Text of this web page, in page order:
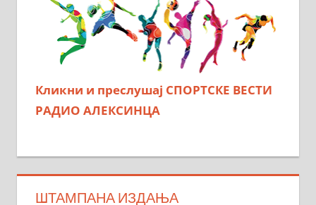
Кликни и преслушај СПОРТСКЕ ВЕСТИ
РАДИО АЛЕКСИНЦА
ШТАМПАНА ИЗДАЊА